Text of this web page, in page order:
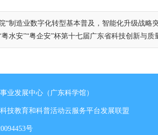
“制造业数字化转型基本普及，智能化升级战略
粤水安”“粤企安”杯第十七届广东省科技创新与
业发展中心（广东科学馆）
技教育和科普活动云服务平台发展联盟
号